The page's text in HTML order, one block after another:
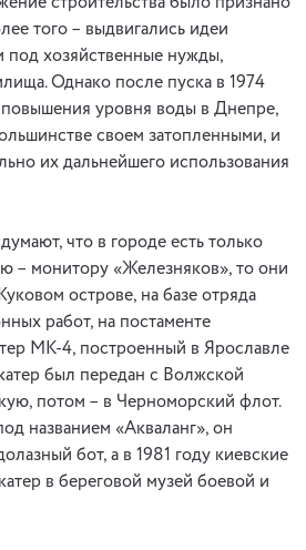
того – выдвигались идеи
под хозяйственные нужды,
Однако после пуска в 1974
уровня воды в Днепре,
своем затопленными, и
их дальнейшего использования
что в городе есть только
– монитору «Железняков», то они
острове, на базе отряда
работ, на постаменте
МК-4, построенный в Ярославле
был передан с Волжской
потом – в Черноморский флот.
названием «Акваланг», он
бот, а в 1981 году киевские
в береговой музей боевой и